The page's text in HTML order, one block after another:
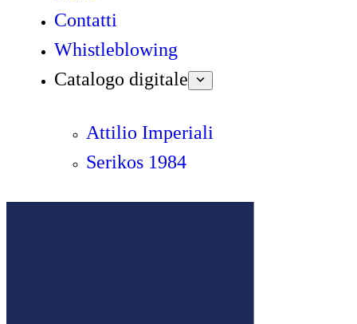
Contatti
Whistleblowing
Catalogo digitale
Attilio Imperiali
Serikos 1984